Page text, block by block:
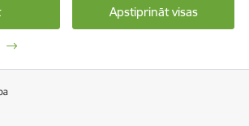
Apstiprināt visas